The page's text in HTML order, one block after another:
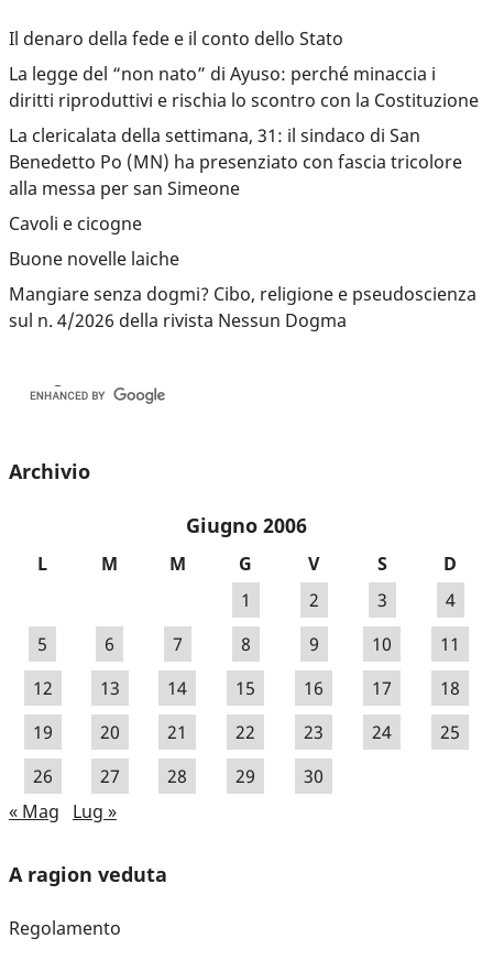
Il denaro della fede e il conto dello Stato
La legge del “non nato” di Ayuso: perché minaccia i
diritti riproduttivi e rischia lo scontro con la Costituzione
La clericalata della settimana, 31: il sindaco di San
Benedetto Po (MN) ha presenziato con fascia tricolore
alla messa per san Simeone
Cavoli e cicogne
Buone novelle laiche
Mangiare senza dogmi? Cibo, religione e pseudoscienza
sul n. 4/2026 della rivista Nessun Dogma
Archivio
Giugno 2006
L M M G V S
D
1
2 3
4
5
6 7 8 9 10
11
12
13 14 15 16 17
18
19
20 21 22 23 24
25
26
27 28 29
30
« Mag
Lug »
A ragion veduta
Regolamento